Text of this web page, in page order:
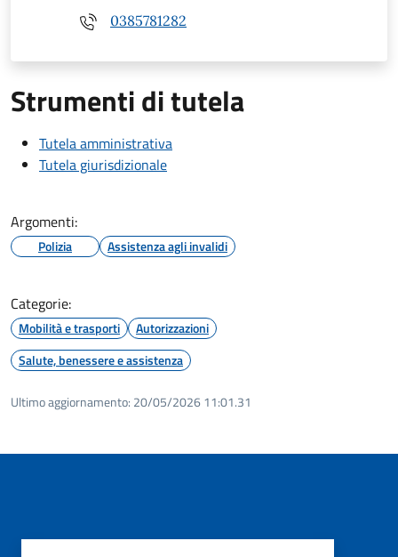
0385781282
Strumenti di tutela
Tutela amministrativa
Tutela giurisdizionale
Argomenti:
Polizia Assistenza agli invalidi
Categorie:
Mobilità e trasporti
Autorizzazioni
Salute, benessere e assistenza
Ultimo aggiornamento: 20/05/2026 11:01.31